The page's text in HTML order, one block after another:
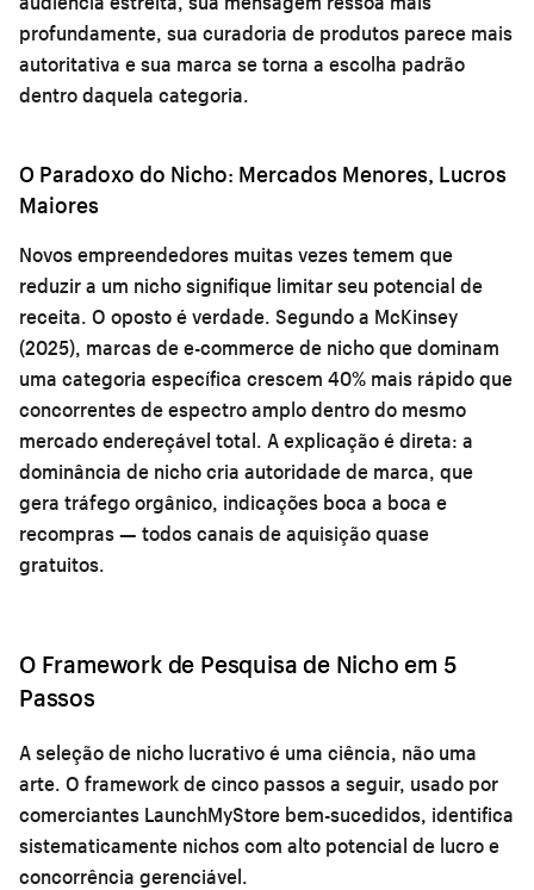
profundamente, sua curadoria de produtos parece mais
autoritativa e sua marca se torna a escolha padrão
dentro daquela categoria.
O Paradoxo do Nicho: Mercados Menores, Lucros
Maiores
Novos empreendedores muitas vezes temem que
reduzir a um nicho signifique limitar seu potencial de
receita. O oposto é verdade. Segundo a McKinsey
(2025), marcas de e-commerce de nicho que dominam
uma categoria específica crescem 40% mais rápido que
concorrentes de espectro amplo dentro do mesmo
mercado endereçável total. A explicação é direta: a
dominância de nicho cria autoridade de marca, que
gera tráfego orgânico, indicações boca a boca e
recompras — todos canais de aquisição quase
gratuitos.
O Framework de Pesquisa de Nicho em 5
Passos
A seleção de nicho lucrativo é uma ciência, não uma
arte. O framework de cinco passos a seguir, usado por
comerciantes LaunchMyStore bem-sucedidos, identifica
sistematicamente nichos com alto potencial de lucro e
concorrência gerenciável.